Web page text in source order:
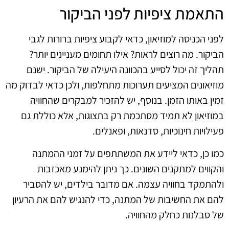
התאמת ציפיות לפני הביקור
לפני הכניסה למוזיאון, כדאי לקבוע ציפיות ברורות לגבי
הביקור. מה רוצים לראות? אילו תחומים מעניינים יותר?
תהליך זה יכול לסייע בהכוונה היעילה של הביקור. ישנם
מוזיאונים המציעים תערוכות מתחלפות, ולכן כדאי לבדוק מה
זמין באותו הזמן. בנוסף, יש להזכיר למבקרים שהחוויה
במוזיאון לא תמיד מסתכמת רק בתצוגות, אלא כוללת גם
פעילויות חינוכיות, סדנאות, ופאנלים.
כמו כן, כדאי ליידע את המשתתפים על זמני ההמתנה
והקווים למתקנים השונים. כך ניתן להימנע מאכזבות
ולהתמקד בחוויה עצמה. אם מדובר בילדים, יש להסביר
להם את החשיבות של המתנה, כדי להנגיש להם את הרעיון
של סבלנות כחלק מהחוויה.